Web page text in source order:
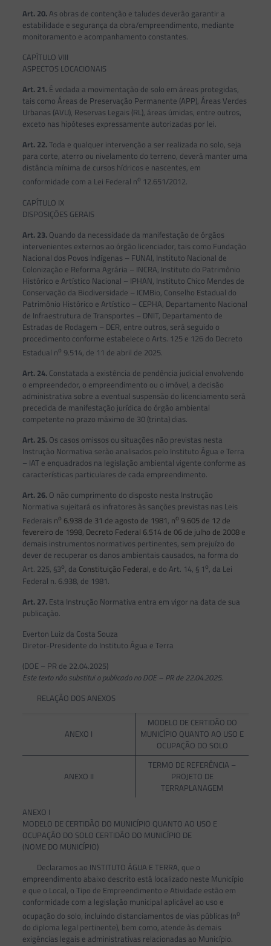
Art. 20.As obras de contenção e taludes deverão garantir a
estabilidade e segurança da obra/empreendimento, mediante
monitoramento e acompanhamento constantes.
CAPÍTULO VIII
ASPECTOS LOCACIONAIS
Art. 21.É vedada a movimentação de solo em áreas protegidas,
tais como Áreas de Preservação Permanente (APP), Áreas Verdes
Urbanas (AVU), Reservas Legais (RL), áreas úmidas, entre outros,
exceto nas hipóteses expressamente autorizadas por lei.
Art. 22.Toda e qualquer intervenção a ser realizada no solo, seja
para corte, aterro ou nivelamento do terreno, deverá manter uma
distância mínima de cursos hídricos e nascentes, em
conformidade com a Lei Federal no 12.651/2012.
CAPÍTULO IX
DISPOSIÇÕES GERAIS
Art. 23.Quando da necessidade da manifestação de órgãos
intervenientes externos ao órgão licenciador, tais como Fundação
Nacional dos Povos Indígenas – FUNAI, Instituto Nacional de
Colonização e Reforma Agrária – INCRA, Instituto do Patrimônio
Histórico e Artístico Nacional – IPHAN, Instituto Chico Mendes de
Conservação da Biodiversidade – ICMBio, Conselho Estadual do
Patrimônio Histórico e Artístico – CEPHA, Departamento Nacional
de Infraestrutura de Transportes – DNIT, Departamento de
Estradas de Rodagem – DER, entre outros, será seguido o
procedimento conforme estabelece o Arts. 125 e 126 do Decreto
Estadual no 9.514, de 11 de abril de 2025.
Art. 24.Constatada a existência de pendência judicial envolvendo
o empreendedor, o empreendimento ou o imóvel, a decisão
administrativa sobre a eventual suspensão do licenciamento será
precedida de manifestação jurídica do órgão ambiental
competente no prazo máximo de 30 (trinta) dias.
Art. 25.Os casos omissos ou situações não previstas nesta
Instrução Normativa serão analisados pelo Instituto Água e Terra
– IAT e enquadrados na legislação ambiental vigente conforme as
características particulares de cada empreendimento.
Art. 26.O não cumprimento do disposto nesta Instrução
Normativa sujeitará os infratores às sanções previstas nas Leis
Federais no 6.938 de 31 de agosto de 1981, no 9.605 de 12 de
fevereiro de 1998, Decreto Federal 6.514 de 06 de julho de 2008e
demais instrumentos normativos pertinentes, sem prejuízo do
dever de recuperar os danos ambientais causados, na forma do
Art. 225, §3o, da Constituição Federal, e do Art. 14, § 1o, da Lei
Federal n. 6.938, de 1981.
Art. 27.Esta Instrução Normativa entra em vigor na data de sua
publicação.
Everton Luiz da Costa Souza
Diretor-Presidente do Instituto Água e Terra
(DOE – PR de 22.04.2025)
Este texto não substitui o publicado no DOE – PR de 22.04.2025.
RELAÇÃO DOS ANEXOS
ANEXO I
MODELO DE CERTIDÃO DO
MUNICÍPIO QUANTO AO USO E
OCUPAÇÃO DO SOLO
ANEXO II
TERMO DE REFERÊNCIA –
PROJETO DE
TERRAPLANAGEM
ANEXO I
MODELO DE CERTIDÃO DO MUNICÍPIO QUANTO AO USO E
OCUPAÇÃO DO SOLO CERTIDÃO DO MUNICÍPIO DE
(NOME DO MUNICÍPIO)
Declaramos ao INSTITUTO ÁGUA E TERRA, que o
empreendimento abaixo descrito está localizado neste Município
e que o Local, o Tipo de Empreendimento e Atividade estão em
conformidade com a legislação municipal aplicável ao uso e
ocupação do solo, incluindo distanciamentos de vias públicas (no
do diploma legal pertinente), bem como, atende às demais
exigências legais e administrativas relacionadas ao Município.